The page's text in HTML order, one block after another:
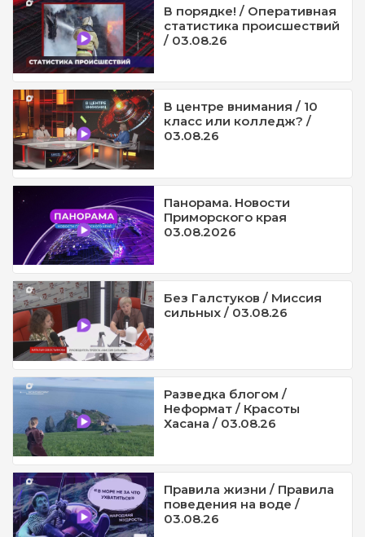
В порядке! / Оперативная
статистика происшествий
/ 03.08.26
В центре внимания / 10
класс или колледж? /
03.08.26
Панорама. Новости
Приморского края
03.08.2026
Без Галстуков / Миссия
сильных / 03.08.26
Разведка блогом /
Неформат / Красоты
Хасана / 03.08.26
Правила жизни / Правила
поведения на воде /
03.08.26